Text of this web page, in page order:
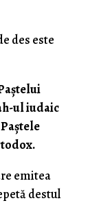
des este
ul iudaic
emitea
destul